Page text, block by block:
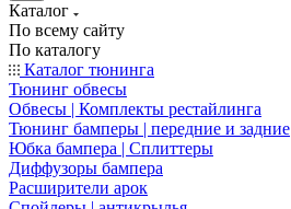
Каталог
По всему сайту
По каталогу
Каталог тюнинга
Тюнинг обвесы
Обвесы | Комплекты рестайлинга
Тюнинг бамперы | передние и задние
Юбка бампера | Сплиттеры
Диффузоры бампера
Расширители арок